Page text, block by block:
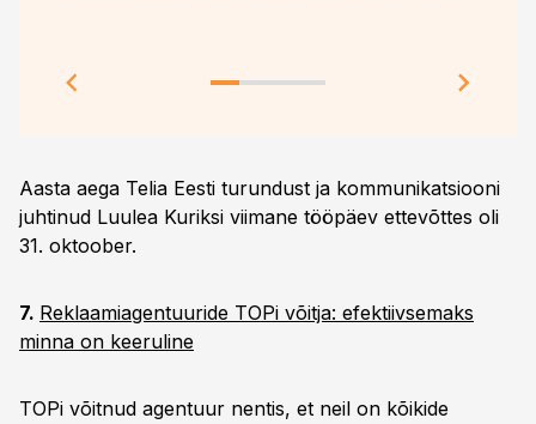
Aasta aega Telia Eesti turundust ja kommunikatsiooni
juhtinud Luulea Kuriksi viimane tööpäev ettevõttes oli
31. oktoober.
7. Reklaamiagentuuride TOPi võitja: efektiivsemaks
minna on keeruline
TOPi võitnud agentuur nentis, et neil on kõikide